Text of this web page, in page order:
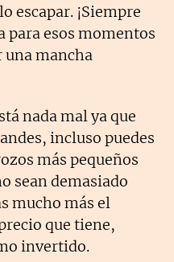
escapar. ¡Siempre
para esos momentos
una mancha
nada mal ya que
incluso puedes
más pequeños
sean demasiado
mucho más el
que tiene,
invertido.